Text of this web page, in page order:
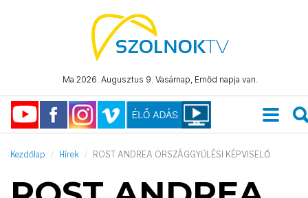
Ma 2026. Augusztus 9. Vasárnap, Emőd napja van.
Kezdőlap Hírek ROST ANDREA ORSZÁGGYŰLÉSI KÉPVISELŐ